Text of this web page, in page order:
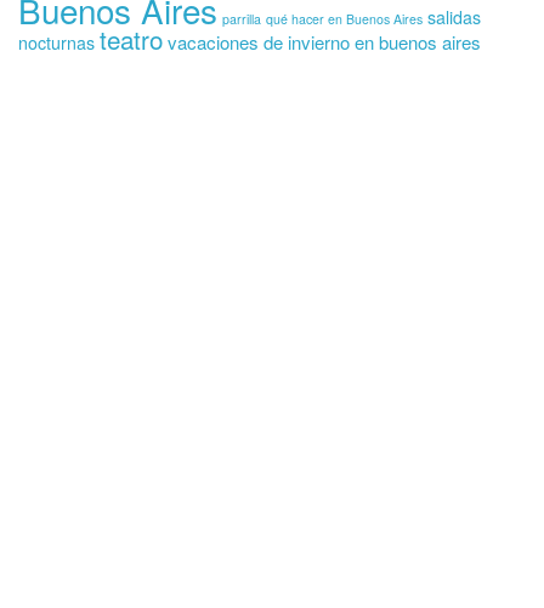
Buenos Aires parrilla qué hacer en Buenos Aires salidas
nocturnas teatrovacaciones de invierno en buenos aires